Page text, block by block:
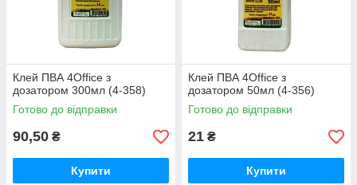
Клей ПВА 4Office з
дозатором 300мл (4-358)
Готово до відправки
90,50 ₴
Купити
Клей ПВА 4Office з
дозатором 50мл (4-356)
Готово до відправки
21 ₴
Купити